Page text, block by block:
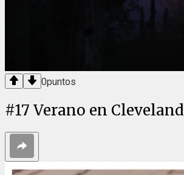
0puntos
#17 Verano en Cleveland